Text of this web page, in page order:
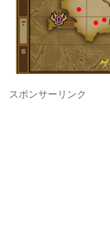
スポンサーリンク